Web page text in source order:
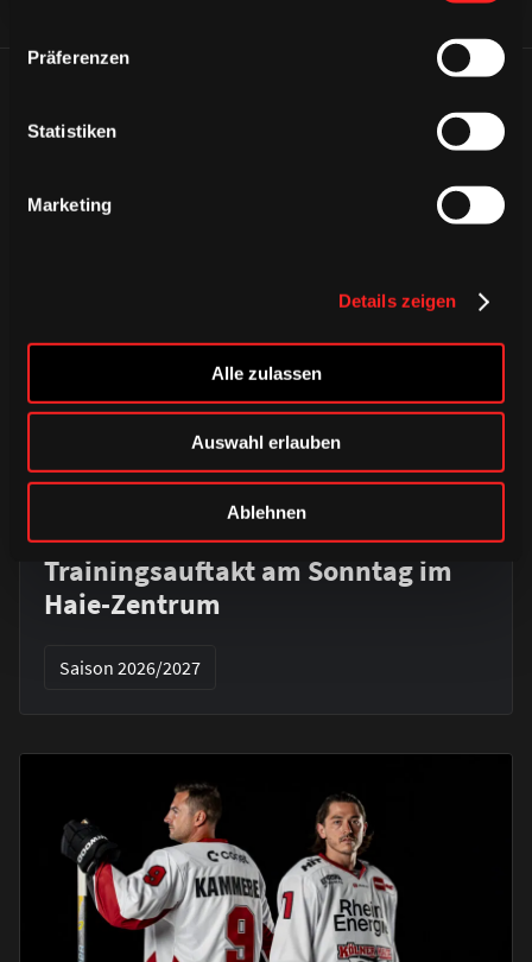
Präferenzen
Statistiken
Marketing
Details zeigen
Alle zulassen
Auswahl erlauben
Ablehnen
DONNERSTAG, 06. AUGUST 2026
Alle Infos zum öffentlichen
Trainingsauftakt am Sonntag im
Haie-Zentrum
Saison 2026/2027